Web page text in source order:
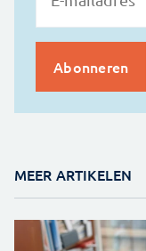
MEER ARTIKELEN